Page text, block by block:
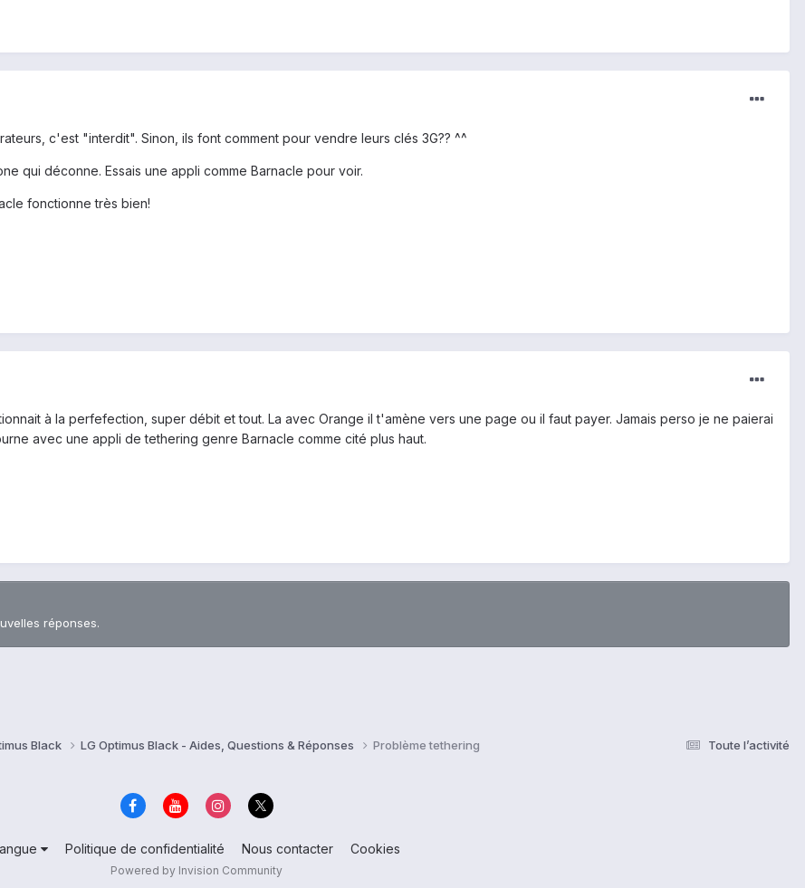
c'est "interdit". Sinon, ils font comment pour vendre leurs clés 3G?? ^^
qui déconne. Essais une appli comme Barnacle pour voir.
fonctionne très bien!
à la perfefection, super débit et tout. La avec Orange il t'amène vers une page ou il faut payer. Jamais perso je ne paierai
avec une appli de tethering genre Barnacle comme cité plus haut.
réponses.
Toute l’activité
Black LG Optimus Black - Aides, Questions & Réponses Problème tethering
Politique de confidentialité Nous contacter Cookies
Powered by Invision Community